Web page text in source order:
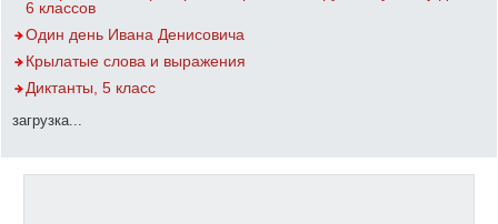
6 классов
Один день Ивана Денисовича
Крылатые слова и выражения
Диктанты, 5 класс
загрузка...